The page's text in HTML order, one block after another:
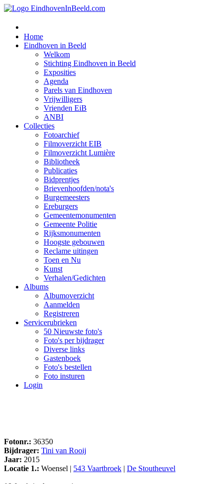
Home
Eindhoven in Beeld
Welkom
Stichting Eindhoven in Beeld
Exposities
Agenda
Parels van Eindhoven
Vrijwilligers
Vrienden EiB
ANBI
Collecties
Fotoarchief
Filmoverzicht EIB
Filmoverzicht Lumière
Bibliotheek
Publicaties
Bidprentjes
Brievenhoofden/nota's
Burgemeesters
Ereburgers
Gemeentemonumenten
Gemeente Politie
Rijksmonumenten
Hoogste gebouwen
Reclame uitingen
Toen en Nu
Kunst
Verhalen/Gedichten
Albums
Albumoverzicht
Aanmelden
Registreren
Servicerubrieken
50 Nieuwste foto's
Foto's per bijdrager
Diverse links
Gastenboek
Foto's bestellen
Foto insturen
Login
Fotonr.: 36350
Bijdrager: Tini van Rooij
Jaar: 2015
Locatie 1.: Woensel | 543 Vaartbroek | De Stoutheuvel